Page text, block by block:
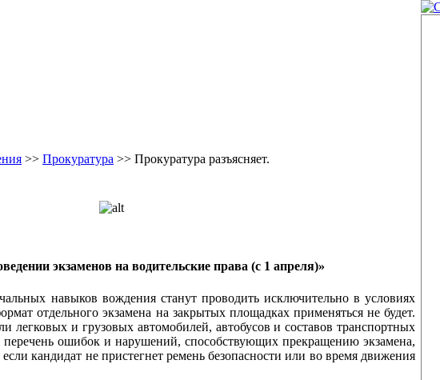
>> Прокуратура >> Прокуратура разъясняет.
экзаменов на водительские права (с 1 апреля)»
навыков вождения станут проводить исключительно в условиях
отдельного экзамена на закрытых площадках применяться не будет.
легковых и грузовых автомобилей, автобусов и составов транспортных
перечень ошибок и нарушений, способствующих прекращению экзамена,
кандидат не пристегнет ремень безопасности или во время движения